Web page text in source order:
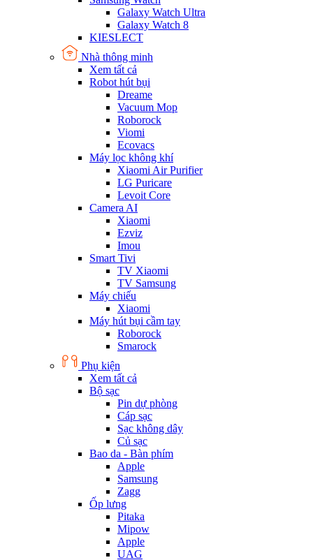
Galaxy Watch Ultra
Galaxy Watch 8
KIESLECT
Nhà thông minh
Xem tất cả
Robot hút bụi
Dreame
Vacuum Mop
Roborock
Viomi
Ecovacs
Máy lọc không khí
Xiaomi Air Purifier
LG Puricare
Levoit Core
Camera AI
Xiaomi
Ezviz
Imou
Smart Tivi
TV Xiaomi
TV Samsung
Máy chiếu
Xiaomi
Máy hút bụi cầm tay
Roborock
Smarock
Phụ kiện
Xem tất cả
Bộ sạc
Pin dự phòng
Cáp sạc
Sạc không dây
Củ sạc
Bao da - Bàn phím
Apple
Samsung
Zagg
Ốp lưng
Pitaka
Mipow
Apple
UAG